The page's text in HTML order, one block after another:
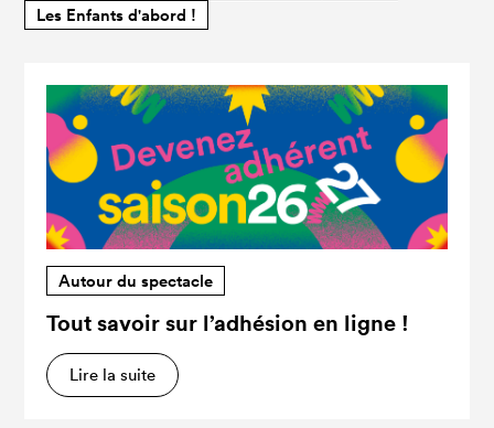
Les Enfants d'abord !
Autour du spectacle
Tout savoir sur l’adhésion en ligne !
Lire la suite